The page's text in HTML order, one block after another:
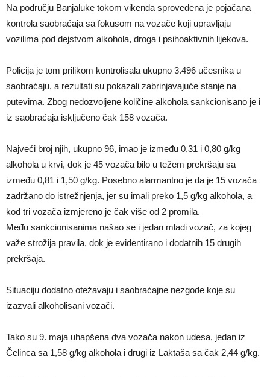
Na području Banjaluke tokom vikenda sprovedena je pojačana
kontrola saobraćaja sa fokusom na vozače koji upravljaju
vozilima pod dejstvom alkohola, droga i psihoaktivnih lijekova.
Policija je tom prilikom kontrolisala ukupno 3.496 učesnika u
saobraćaju, a rezultati su pokazali zabrinjavajuće stanje na
putevima. Zbog nedozvoljene količine alkohola sankcionisano je i
iz saobraćaja isključeno čak 158 vozača.
Najveći broj njih, ukupno 96, imao je između 0,31 i 0,80 g/kg
alkohola u krvi, dok je 45 vozača bilo u težem prekršaju sa
između 0,81 i 1,50 g/kg. Posebno alarmantno je da je 15 vozača
zadržano do istrežnjenja, jer su imali preko 1,5 g/kg alkohola, a
kod tri vozača izmjereno je čak više od 2 promila.
Među sankcionisanima našao se i jedan mladi vozač, za kojeg
važe strožija pravila, dok je evidentirano i dodatnih 15 drugih
prekršaja.
Situaciju dodatno otežavaju i saobraćajne nezgode koje su
izazvali alkoholisani vozači.
Tako su 9. maja uhapšena dva vozača nakon udesa, jedan iz
Čelinca sa 1,58 g/kg alkohola i drugi iz Laktaša sa čak 2,44 g/kg.